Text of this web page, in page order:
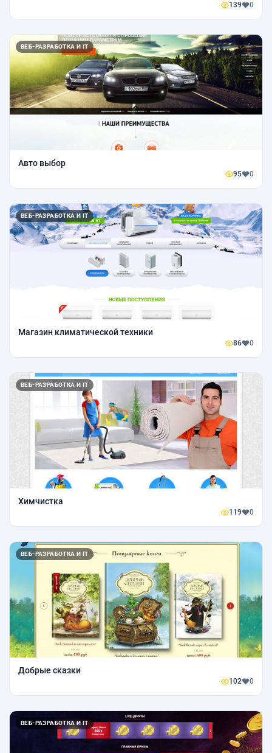
139 0
ВЕБ-РАЗРАБОТКА И IT
Авто выбор
95 0
ВЕБ-РАЗРАБОТКА И IT
Магазин климатической техники
86 0
ВЕБ-РАЗРАБОТКА И IT
Химчистка
119 0
ВЕБ-РАЗРАБОТКА И IT
Добрые сказки
102 0
ВЕБ-РАЗРАБОТКА И IT